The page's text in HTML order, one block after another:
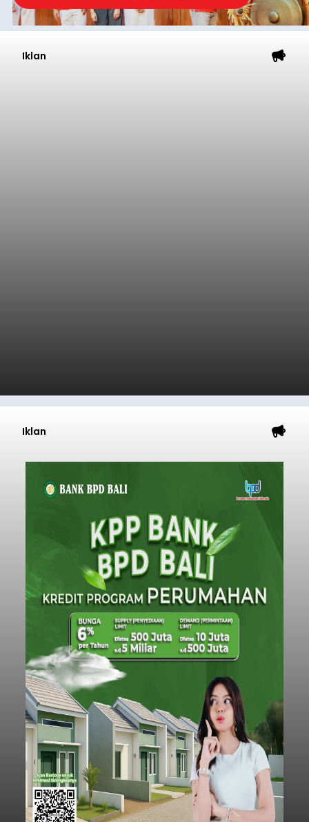
Iklan
Iklan